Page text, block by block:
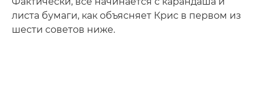
листа бумаги, как объясняет Крис в первом из
шести советов ниже.